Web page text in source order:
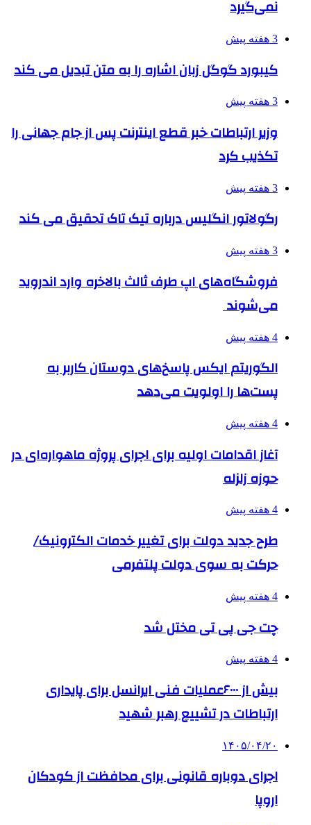
نمی‌گیرد
3 هفته پیش
کیبورد گوگل زبان اشاره را به متن تبدیل می کند
3 هفته پیش
وزیر ارتباطات خبر قطع اینترنت پس از جام جهانی را
تکذیب کرد
3 هفته پیش
رگولاتور انگلیس درباره تیک تاک تحقیق می کند
3 هفته پیش
فروشگاه‌های اپ طرف ثالث بالاخره وارد اندروید
می‌شوند
4 هفته پیش
الگوریتم ایکس پاسخ‌های دوستان کاربر به
پست‌ها را اولویت می‌دهد
4 هفته پیش
آغاز اقدامات اولیه برای اجرای پروژه ماهواره‌ای در
حوزه زلزله
4 هفته پیش
طرح جدید دولت برای تغییر خدمات الکترونیک/
حرکت به سوی دولت پلتفرمی
4 هفته پیش
چت جی پی تی مختل شد
4 هفته پیش
بیش از ۶۰۰۰عملیات فنی ایرانسل برای پایداری
ارتباطات در تشییع رهبر شهید
۱۴۰۵/۰۴/۲۰
اجرای دوباره قانونی برای محافظت از کودکان
اروپا